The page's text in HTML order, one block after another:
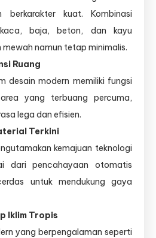
berkarakter kuat. Kombinasi
baja, beton, dan kayu
mewah namun tetap minimalis.
Ruang
desain modern memiliki fungsi
yang terbuang percuma,
lega dan efisien.
Terkini
kemajuan teknologi
dari pencahayaan otomatis
untuk mendukung gaya
Iklim Tropis
yang berpengalaman seperti